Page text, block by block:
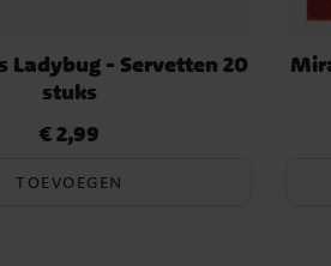
Ladybug - Servetten 20
stuks
Prijs:€ 2,99
€ 2,99
TOEVOEGEN